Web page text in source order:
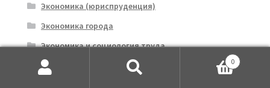
Экономика (юриспруденция)
Экономика города
Экономика и социология труда
Экономика общественного сектора
0